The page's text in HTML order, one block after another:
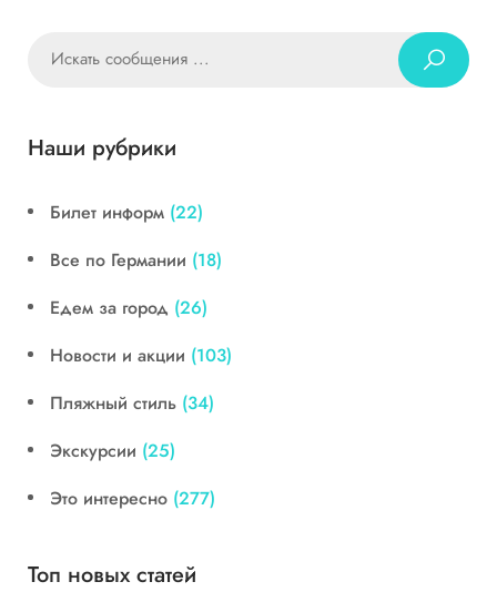
Наши рубрики
Билет информ (22)
Все по Германии (18)
Едем за город (26)
Новости и акции (103)
Пляжный стиль (34)
Экскурсии (25)
Это интересно (277)
Топ новых статей